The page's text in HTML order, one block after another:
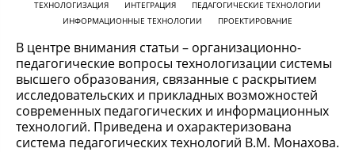
ТЕХНОЛОГИЗАЦИЯ ИНТЕГРАЦИЯ
ПЕДАГОГИЧЕСКИЕ ТЕХНОЛОГИИ
ИНФОРМАЦИОННЫЕ ТЕХНОЛОГИИ
ПРОЕКТИРОВАНИЕ
В центре внимания статьи – организационно-
педагогические вопросы технологизации системы
высшего образования, связанные с раскрытием
исследовательских и прикладных возможностей
современных педагогических и информационных
технологий. Приведена и охарактеризована
система педагогических технологий В.М. Монахова.